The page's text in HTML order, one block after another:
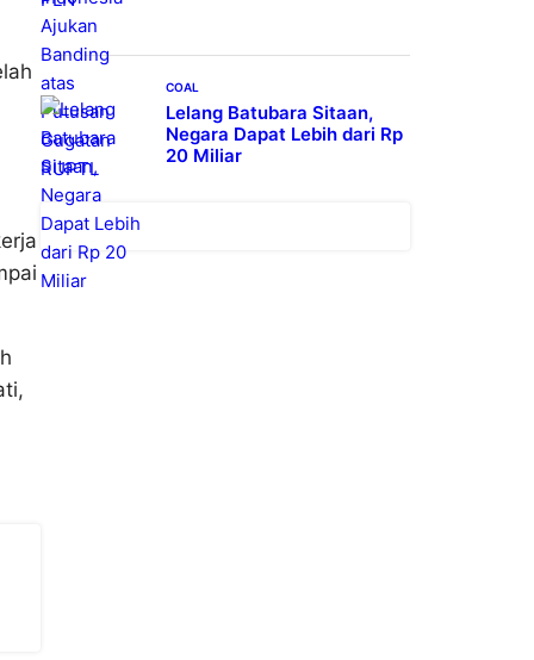
COAL
Lelang Batubara Sitaan,
Negara Dapat Lebih dari Rp
20 Miliar